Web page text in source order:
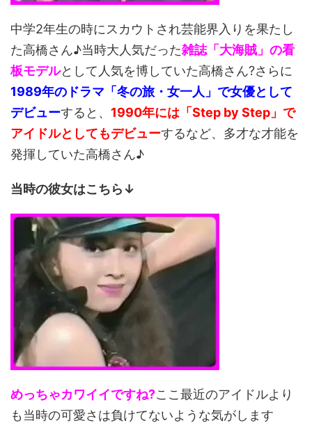
中学2年生の時にスカウトされ芸能界入りを果たし
た高橋さん♪当時大人気だった雑誌「大海賊」の看
板モデルとして人気を博していた高橋さん?さらに
1989年のドラマ「冬の旅・女一人」で女優として
デビューすると、 1990年には「Step by Step」で
アイドルとしてもデビューするなど、多才な才能を
発揮していた高橋さん♪
当時の彼女はこちら↓
めっちゃカワイイですね?ここ最近のアイドルより
も当時の可愛さは負けてないような気がします